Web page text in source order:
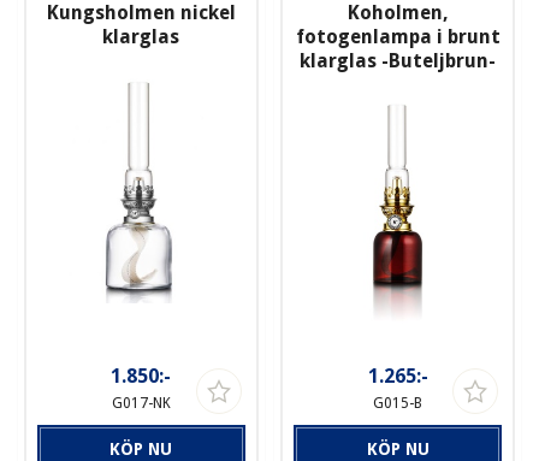
Kungsholmen nickel
klarglas
1.850:-
G017-NK
KÖP NU
Koholmen,
fotogenlampa i brunt
klarglas -Buteljbrun-
1.265:-
G015-B
KÖP NU